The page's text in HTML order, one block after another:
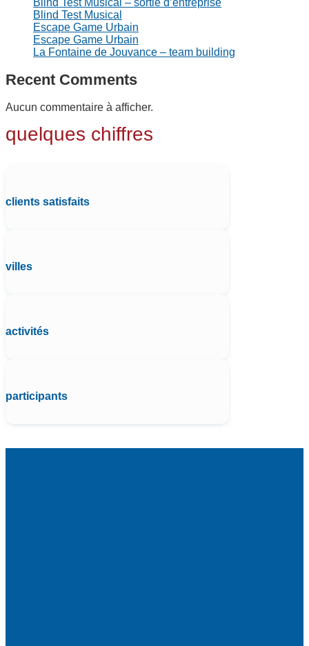
Blind Test Musical
Escape Game Urbain
Escape Game Urbain
La Fontaine de Jouvance – team building
Recent Comments
Aucun commentaire à afficher.
quelques chiffres
clients satisfaits
villes
activités
participants